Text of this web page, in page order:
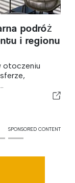
podróż
i regionu
otoczeniu
SPONSORED CONTENT